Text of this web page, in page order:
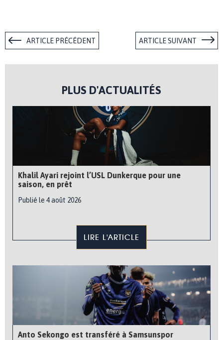
ARTICLE PRÉCÉDENT ARTICLE SUIVANT
PLUS D'ACTUALITÉS
Khalil Ayari rejoint l’USL Dunkerque pour une
saison, en prêt
Publié le 4 août 2026
LIRE L'ARTICLE
Anto Sekongo est transféré à Samsunspor